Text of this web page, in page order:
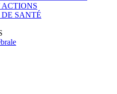
ACTIONS
SANTÉ